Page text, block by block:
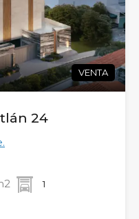
VENTA
24
1